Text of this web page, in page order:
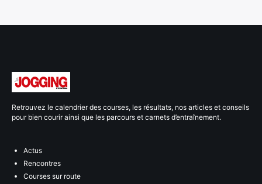
Retrouvez le calendrier des courses, les résultats, nos articles et conseils
pour bien courir ainsi que les parcours et carnets d’entraînement.
Actus
Rencontres
Courses sur route